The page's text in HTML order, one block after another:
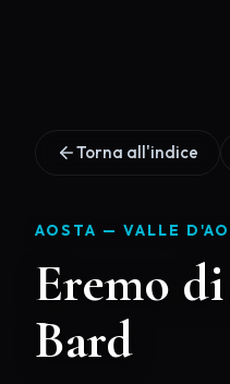
Torna all'indice
AOSTA — VALLE
Eremo
Bard